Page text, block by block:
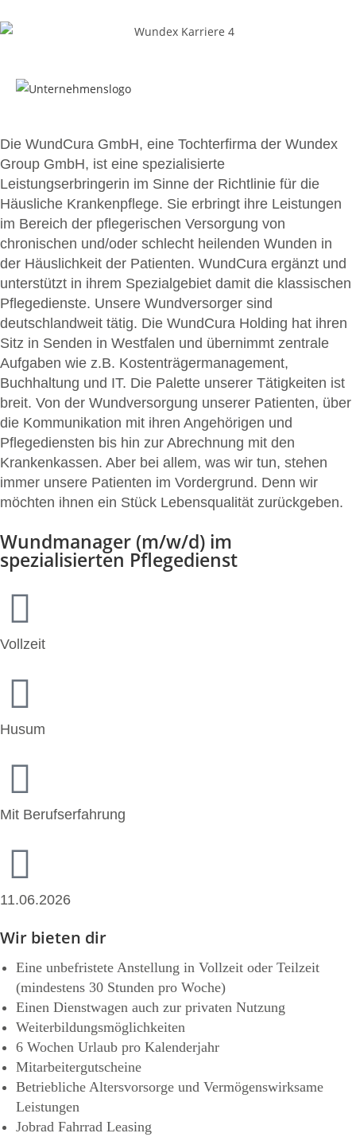
Die WundCura GmbH, eine Tochterfirma der Wundex
Group GmbH, ist eine spezialisierte
Leistungserbringerin im Sinne der Richtlinie für die
Häusliche Krankenpflege. Sie erbringt ihre Leistungen
im Bereich der pflegerischen Versorgung von
chronischen und/oder schlecht heilenden Wunden in
der Häuslichkeit der Patienten. WundCura ergänzt und
unterstützt in ihrem Spezialgebiet damit die klassischen
Pflegedienste. Unsere Wundversorger sind
deutschlandweit tätig. Die WundCura Holding hat ihren
Sitz in Senden in Westfalen und übernimmt zentrale
Aufgaben wie z.B. Kostenträgermanagement,
Buchhaltung und IT. Die Palette unserer Tätigkeiten ist
breit. Von der Wundversorgung unserer Patienten, über
die Kommunikation mit ihren Angehörigen und
Pflegediensten bis hin zur Abrechnung mit den
Krankenkassen. Aber bei allem, was wir tun, stehen
immer unsere Patienten im Vordergrund. Denn wir
möchten ihnen ein Stück Lebensqualität zurückgeben.
Wundmanager (m/w/d) im
spezialisierten Pflegedienst
Vollzeit
Husum
Mit Berufserfahrung
11.06.2026
Wir bieten dir
Eine unbefristete Anstellung in Vollzeit oder Teilzeit
(mindestens 30 Stunden pro Woche)
Einen Dienstwagen auch zur privaten Nutzung
Weiterbildungsmöglichkeiten
6 Wochen Urlaub pro Kalenderjahr
Mitarbeitergutscheine
Betriebliche Altersvorsorge und Vermögenswirksame
Leistungen
Jobrad Fahrrad Leasing